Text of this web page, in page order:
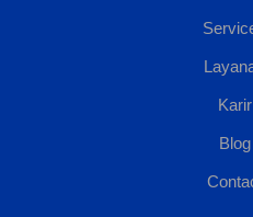
Karir
Blog